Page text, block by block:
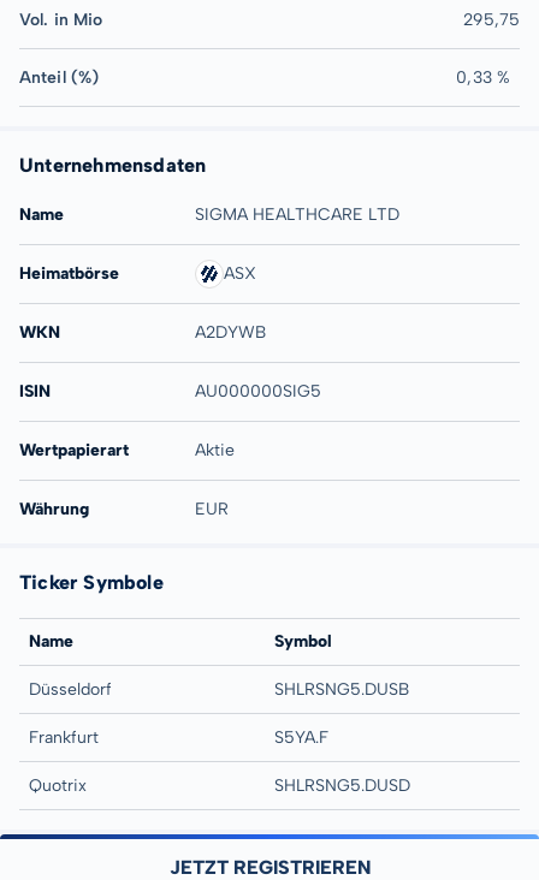
Vol. in Mio 295,75
Anteil (%) 0,33 %
Unternehmensdaten
Name SIGMA HEALTHCARE LTD
Heimatbörse ASX
WKN A2DYWB
ISIN AU000000SIG5
Wertpapierart Aktie
Währung EUR
Ticker Symbole
Name Symbol
Düsseldorf SHLRSNG5.DUSB
Frankfurt S5YA.F
Quotrix SHLRSNG5.DUSD
JETZT REGISTRIEREN